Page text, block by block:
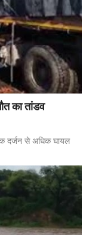
का तांडव
दर्जन से अधिक घायल